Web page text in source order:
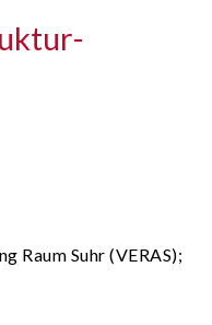
Raum Suhr (VERAS);